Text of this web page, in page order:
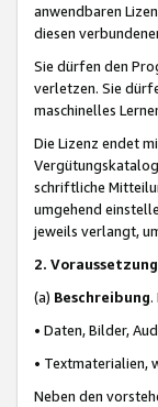
anwendbaren
diesen
Sie dürfen den
verletzen. Sie
maschinelles
Die Lizenz endet
schriftliche
umgehend
jeweils verlangt,
2.
(a) Beschreibung.
• Daten, Bilder,
• Textmaterialien,
Neben den